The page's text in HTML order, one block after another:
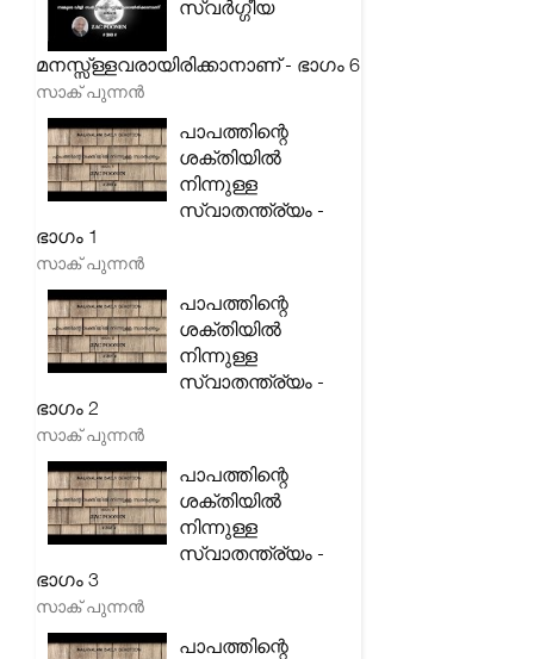
സ്വർഗ്ഗീയ
മനസ്സ്ള്ളവരായിരിക്കാനാണ് - ഭാഗം 6
സാക് പുന്നൻ
പാപത്തിന്റെ
ശക്തിയിൽ
നിന്നുള്ള
സ്വാതന്ത്ര്യം -
ഭാഗം 1
സാക് പുന്നൻ
പാപത്തിന്റെ
ശക്തിയിൽ
നിന്നുള്ള
സ്വാതന്ത്ര്യം -
ഭാഗം 2
സാക് പുന്നൻ
പാപത്തിന്റെ
ശക്തിയിൽ
നിന്നുള്ള
സ്വാതന്ത്ര്യം -
ഭാഗം 3
സാക് പുന്നൻ
പാപത്തിന്റെ